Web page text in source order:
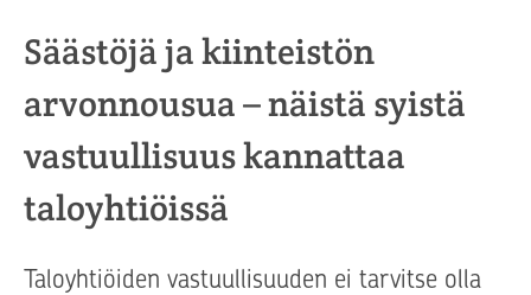
Säästöjä ja kiinteistön
arvonnousua – näistä syistä
vastuullisuus kannattaa
taloyhtiöissä
Taloyhtiöiden vastuullisuuden ei tarvitse olla